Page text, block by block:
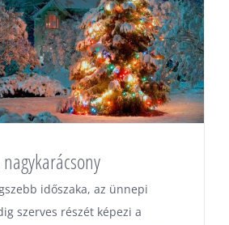
időszaka, az ünnepi
szerves részét képezi a